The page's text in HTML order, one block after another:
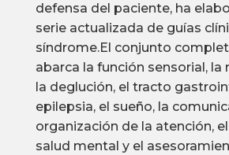
defensa del paciente, ha
serie actualizada de guías
síndrome.El conjunto
abarca la función sensorial, la
la deglución, el tracto
epilepsia, el sueño, la
organización de la atención,
salud mental y el